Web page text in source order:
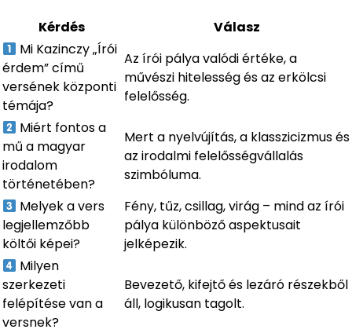
Kérdés
Válasz
Mi Kazinczy „Írói
érdem” című
versének központi
témája?
Az írói pálya valódi értéke, a
művészi hitelesség és az erkölcsi
felelősség.
Miért fontos a
mű a magyar
irodalom
történetében?
Mert a nyelvújítás, a klasszicizmus és
az irodalmi felelősségvállalás
szimbóluma.
Melyek a vers
legjellemzőbb
költői képei?
Fény, tűz, csillag, virág – mind az írói
pálya különböző aspektusait
jelképezik.
Milyen
szerkezeti
felépítése van a
versnek?
Bevezető, kifejtő és lezáró részekből
áll, logikusan tagolt.